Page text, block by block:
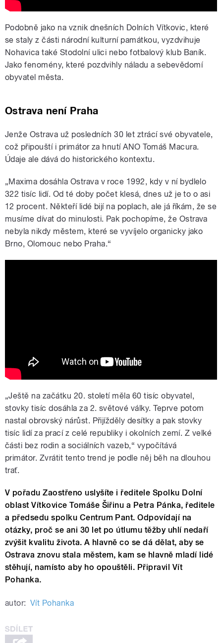
Podobně jako na vznik dnešních Dolních Vítkovic, které
se staly z části národní kulturní památkou, vyzdvihuje
Nohavica také Stodolní ulici nebo fotbalový klub Baník.
Jako fenomény, které pozdvihly náladu a sebevědomí
obyvatel města.
Ostrava není Praha
Jenže Ostrava už posledních 30 let ztrácí své obyvatele,
což připouští i primátor za hnutí ANO Tomáš Macura.
Údaje ale dává do historického kontextu.
„Maxima dosáhla Ostrava v roce 1992, kdy v ní bydlelo
322 tisíc lidí. Od té doby počet klesá, dnes už je to o asi
12 procent. Někteří lidé bijí na poplach, ale já říkám, že se
musíme dívat do minulosti. Pak pochopíme, že Ostrava
nebyla nikdy městem, které se vyvíjelo organicky jako
Brno, Olomouc nebo Praha.“
„Ještě na začátku 20. století měla 60 tisíc obyvatel,
stovky tisíc dosáhla za 2. světové války. Teprve potom
nastal obrovský nárůst. Přijížděly desítky a pak stovky
tisíc lidí za prací z celé republiky i okolních zemí. Z velké
části bez rodin a sociálních vazeb,“ vypočítává
primátor. Zvrátit tento trend je podle něj běh na dlouhou
trať.
V pořadu Zaostřeno uslyšíte i ředitele Spolku Dolní
oblast Vítkovice Tomáše Šiřinu a Petra Pánka, ředitele
a předsedu spolku Centrum Pant. Odpovídají na
otázky, proč se ani 30 let po útlumu těžby uhlí nedaří
zvýšit kvalitu života. A hlavně co se dá dělat, aby se
Ostrava znovu stala městem, kam se hlavně mladí lidé
stěhují, namísto aby ho opouštěli. Připravil Vít
Pohanka.
autor: Vít Pohanka